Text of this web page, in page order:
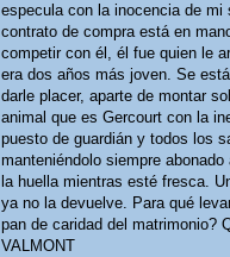
especula con la inocencia de mi
contrato de compra está en
competir con él, él fue quien le
era dos años más joven. Se
darle placer, aparte de montar
animal que es Gercourt con la
puesto de guardián y todos los
manteniéndolo siempre
la huella mientras esté fresca.
ya no la devuelve. Para qué
pan de caridad del matrimonio?
VALMONT